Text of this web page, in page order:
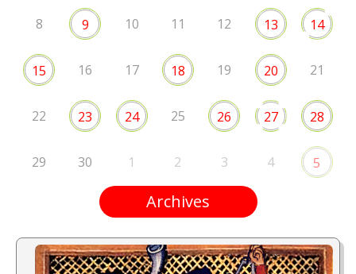
8 9 10 11 12 13 14
15 16 17 18 19 20 21
22 23 24 25 26 27 28
29 30 1 2 3 4 5
Archives